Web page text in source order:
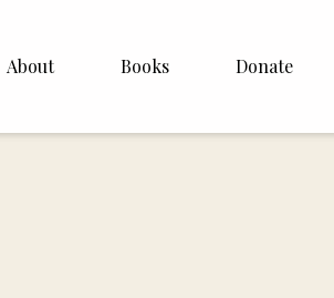
About Books Donate